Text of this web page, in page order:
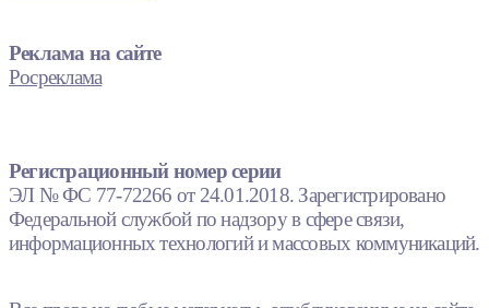
Реклама на сайте
Росреклама
Регистрационный номер серии
ЭЛ № ФС 77-72266 от 24.01.2018. Зарегистрировано
Федеральной службой по надзору в сфере связи,
информационных технологий и массовых коммуникаций.